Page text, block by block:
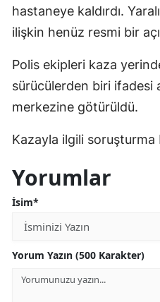
hastaneye kaldırdı.
ilişkin henüz resmi bir
Polis ekipleri kaza
sürücülerden biri ifadesi
merkezine götürüldü.
Kazayla ilgili soruşturma
Yorumlar
İsim*
Yorum Yazın (500 Karakter)